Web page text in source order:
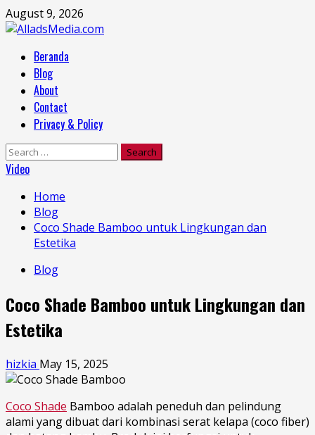
Skip
to
August 9, 2026
MenuBeranda
Blog
About
Contact
Privacy & Policy
Search
for:
Video
Home
Blog
Coco Shade Bamboo untuk Lingkungan dan
Estetika
Blog
Coco Shade Bamboo untuk Lingkungan dan
Estetika
hizkia May 15, 2025
Coco Shade Bamboo adalah peneduh dan pelindung
alami yang dibuat dari kombinasi serat kelapa (coco fiber)